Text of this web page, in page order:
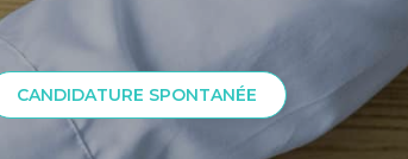
CANDIDATURE SPONTANÉE